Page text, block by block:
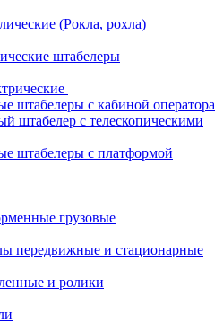
(Рокла, рохла)
штабелеры
штабелеры с кабиной оператора
штабелер с телескопическими
штабелеры с платформой
грузовые
передвижные и стационарные
и ролики